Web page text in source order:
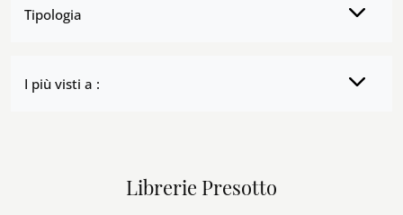
Tipologia
I più visti a :
Librerie Presotto